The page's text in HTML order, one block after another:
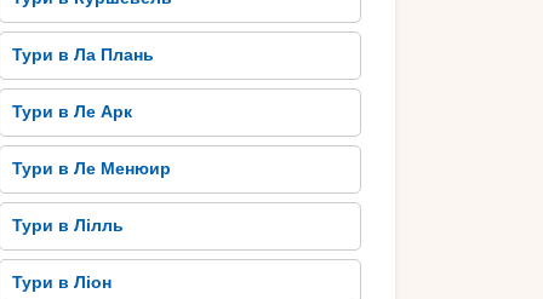
Тури в Ла Плань
Тури в Ле Арк
Тури в Ле Менюир
Тури в Лілль
Тури в Ліон